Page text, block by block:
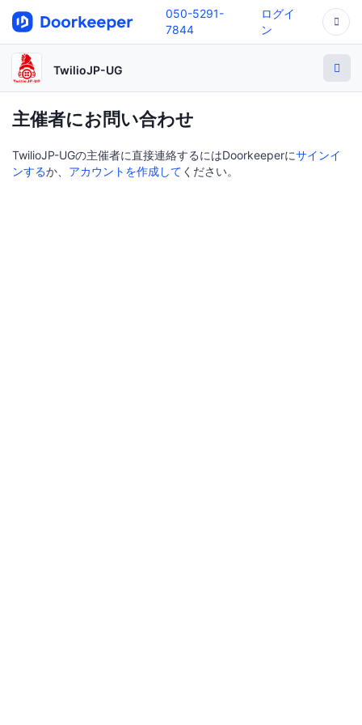
050-5291-
7844
ログイ
ン
TwilioJP-UG
主催者にお問い合わせ
TwilioJP-UGの主催者に直接連絡するにはDoorkeeperにサインイ
ンするか、 アカウントを作成して ください。